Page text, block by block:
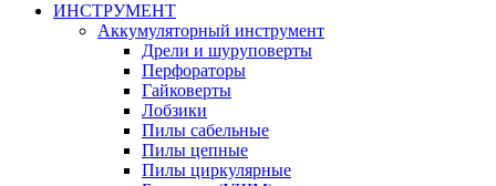
ИНСТРУМЕНТ
Аккумуляторный инструмент
Дрели и шуруповерты
Перфораторы
Гайковерты
Лобзики
Пилы сабельные
Пилы цепные
Пилы циркулярные